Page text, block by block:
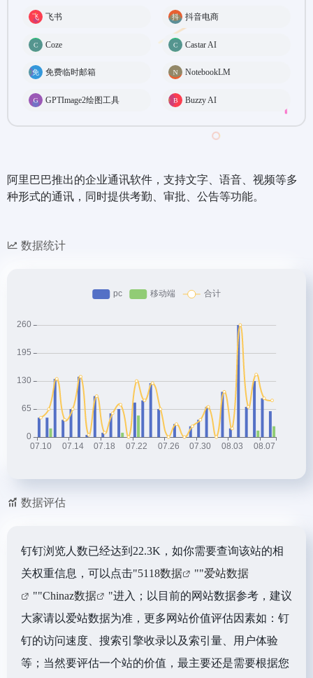
飞书 抖音电商
Coze Castar AI
免费临时邮箱 NotebookLM
GPTImage2绘图工具 Buzzy AI
阿里巴巴推出的企业通讯软件，支持文字、语音、视频等多
种形式的通讯，同时提供考勤、审批、公告等功能。
数据统计
数据评估
钉钉浏览人数已经达到22.3K，如你需要查询该站的相
关权重信息，可以点击"5118数据 ""爱站数据
""Chinaz数据
"进入；以目前的网站数据参考，建议
大家请以爱站数据为准，更多网站价值评估因素如：钉
钉的访问速度、搜索引擎收录以及索引量、用户体验
等；当然要评估一个站的价值，最主要还是需要根据您